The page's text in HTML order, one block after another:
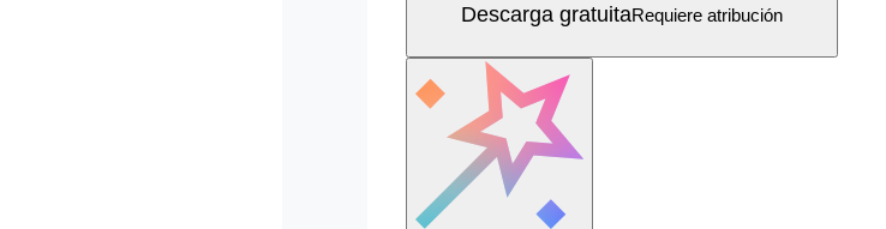
Descarga gratuitaRequiere atribución